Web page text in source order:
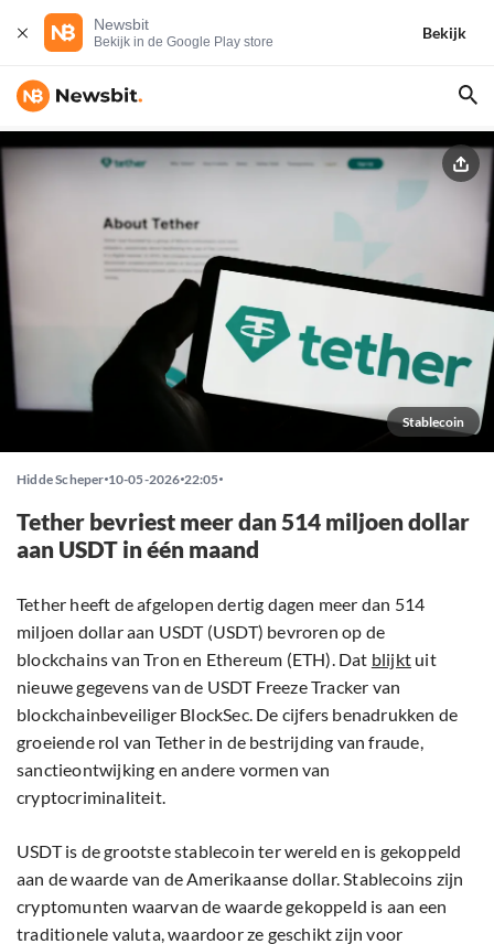
Newsbit
Bekijk in de Google Play store
Bekijk
Stablecoin
Hidde Scheper 10-05-2026 22:05
Tether bevriest meer dan 514 miljoen dollar
aan USDT in één maand
Tether heeft de afgelopen dertig dagen meer dan 514
miljoen dollar aan USDT (USDT) bevroren op de
blockchains van Tron en Ethereum (ETH). Dat blijkt uit
nieuwe gegevens van de USDT Freeze Tracker van
blockchainbeveiliger BlockSec. De cijfers benadrukken de
groeiende rol van Tether in de bestrijding van fraude,
sanctieontwijking en andere vormen van
cryptocriminaliteit.
USDT is de grootste stablecoin ter wereld en is gekoppeld
aan de waarde van de Amerikaanse dollar. Stablecoins zijn
cryptomunten waarvan de waarde gekoppeld is aan een
traditionele valuta, waardoor ze geschikt zijn voor